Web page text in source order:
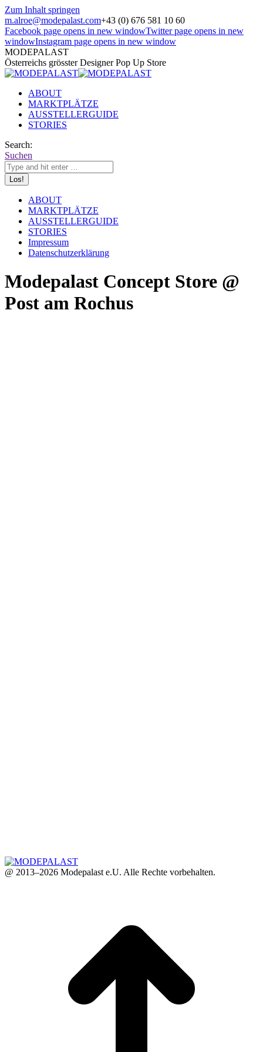
Zum Inhalt springen
m.alroe@modepalast.com+43 (0) 676 581 10 60
Facebook page opens in new windowTwitter page opens in new
windowInstagram page opens in new window
MODEPALAST
Österreichs grösster Designer Pop Up Store
ABOUT
MARKTPLÄTZE
AUSSTELLERGUIDE
STORIES
Search:
Suchen
ABOUT
MARKTPLÄTZE
AUSSTELLERGUIDE
STORIES
Impressum
Datenschutzerklärung
Modepalast Concept Store @
Post am Rochus
@ 2013–2026 Modepalast e.U. Alle Rechte vorbehalten.